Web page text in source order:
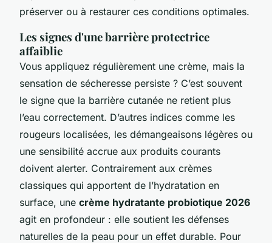
préserver ou à restaurer ces conditions optimales.
Les signes d'une barrière protectrice
affaiblie
Vous appliquez régulièrement une crème, mais la
sensation de sécheresse persiste ? C’est souvent
le signe que la barrière cutanée ne retient plus
l’eau correctement. D’autres indices comme les
rougeurs localisées, les démangeaisons légères ou
une sensibilité accrue aux produits courants
doivent alerter. Contrairement aux crèmes
classiques qui apportent de l’hydratation en
surface, une crème hydratante probiotique 2026
agit en profondeur : elle soutient les défenses
naturelles de la peau pour un effet durable. Pour